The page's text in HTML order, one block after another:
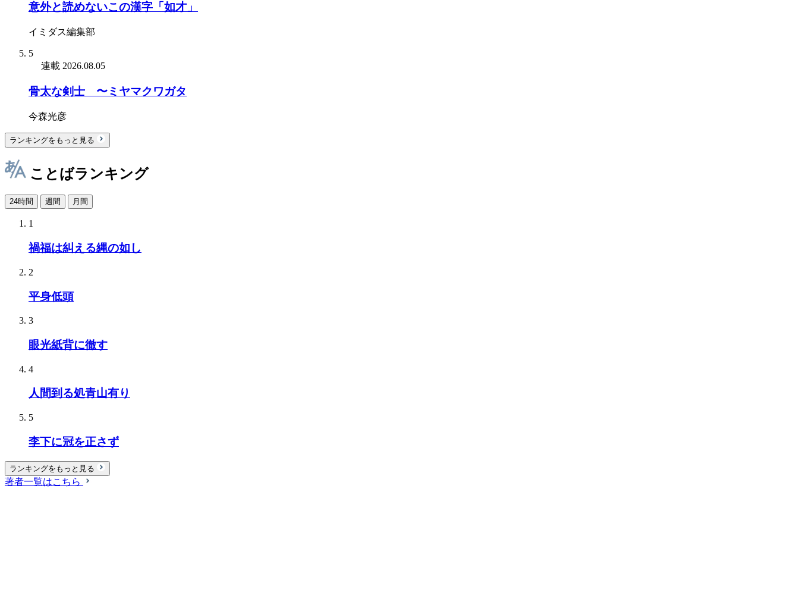
意外と読めないこの漢字「如才」
イミダス編集部
5
連載 2026.08.05
骨太な剣士 〜ミヤマクワガタ
今森光彦
ランキングをもっと見る
ことばランキング
24時間 週間 月間
1
禍福は糾える縄の如し
2
平身低頭
3
眼光紙背に徹す
4
人間到る処青山有り
5
李下に冠を正さず
ランキングをもっと見る
著者一覧はこちら